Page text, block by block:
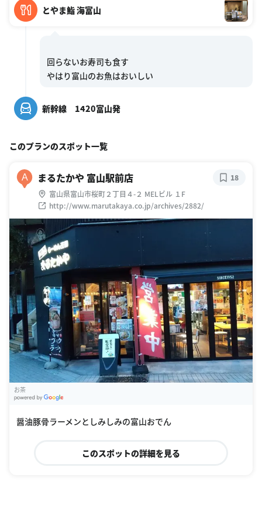
とやま鮨 海富山
回らないお寿司も食す
新幹線 1420富山発
このプランのスポット一覧
A まるたかや 富山駅前店
富山県富山市桜町２丁目４-２ MELビル １F
http://www.marutakaya.co.jp/archives/2882/
18
お茶
醤油豚骨ラーメンとしみしみの富山おでん
このスポットの詳細を見る